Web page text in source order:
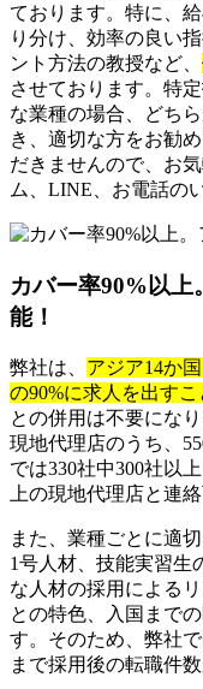
ております。特に、
り分け、効率の良い
ント方法の教授など、
させております。特
な業種の場合、どち
き、適切な方をお勧
だきませんので、お
ム、LINE、お電話の
カバー率90%以上
能！
弊社は、 アジア14か
の90%に求人を出す
との併用は不要にな
現地代理店のうち、
では330社中300社以
上の現地代理店と連
また、業種ごとに適
1号人材、技能実習生
な人材の採用による
との特色、入国まで
す。そのため、弊社
まで採用後の転職件数